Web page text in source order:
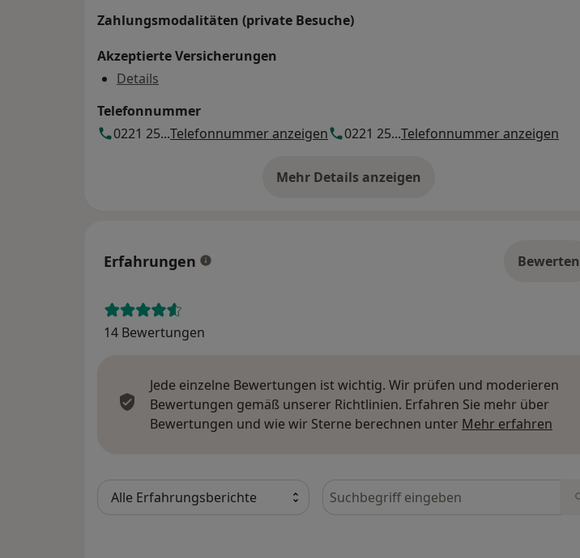
Zahlungsmodalitäten (private Besuche)
Akzeptierte Versicherungen
Details
Telefonnummer
0221 25...Telefonnummer anzeigen 0221 25...Telefonnummer anzeigen
Mehr Details anzeigen
über die Adresse
Erfahrungen Bewerten
14 Bewertungen
Jede einzelne Bewertungen ist wichtig. Wir prüfen und moderieren
Bewertungen gemäß unserer Richtlinien. Erfahren Sie mehr über
Bewertungen und wie wir Sterne berechnen unter Mehr erfahren
Bewertungen durchsuchen